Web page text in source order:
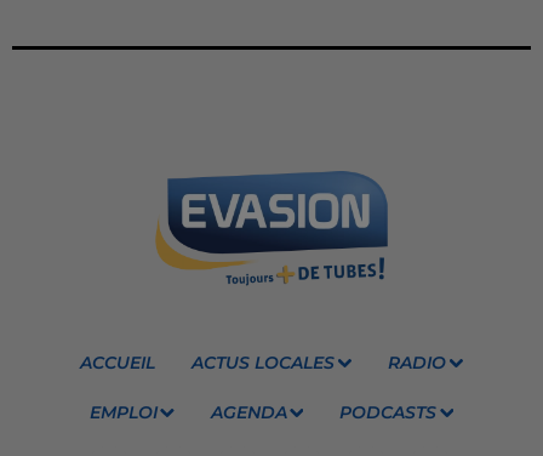
ACCUEIL ACTUS LOCALES RADIO
EMPLOI AGENDA PODCASTS